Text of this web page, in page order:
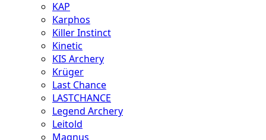
KAP
Karphos
Killer Instinct
Kinetic
KIS Archery
Krüger
Last Chance
LASTCHANCE
Legend Archery
Leitold
Magnus